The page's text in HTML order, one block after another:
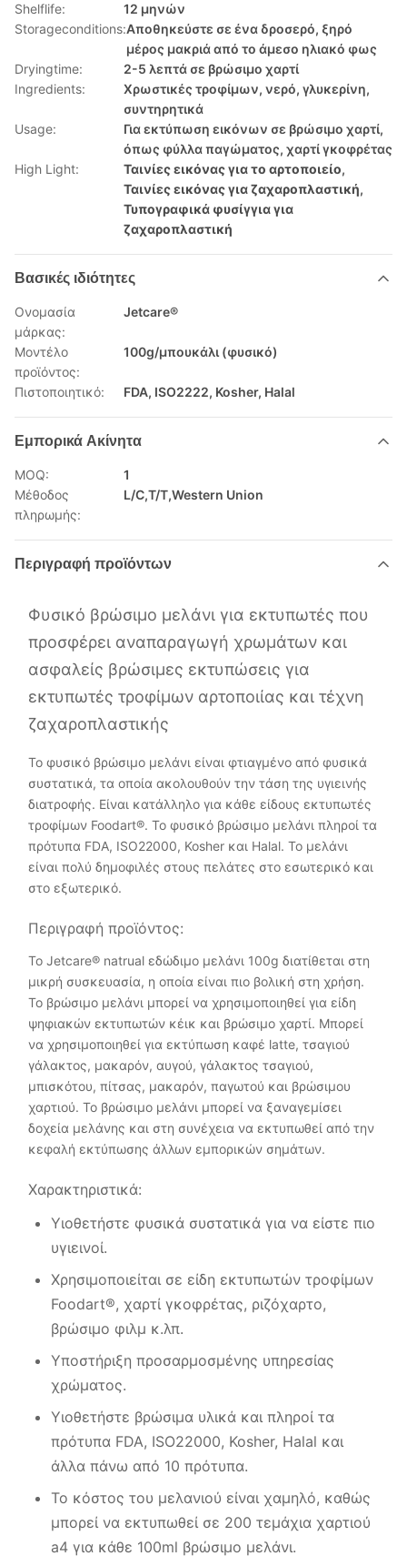
Shelflife:
12 μηνών
Storageconditions:Αποθηκεύστε σε ένα δροσερό, ξηρό
μέρος μακριά από το άμεσο ηλιακό φως
Dryingtime:
2-5 λεπτά σε βρώσιμο χαρτί
Ingredients:
Χρωστικές τροφίμων, νερό, γλυκερίνη,
συντηρητικά
Usage:
Για εκτύπωση εικόνων σε βρώσιμο χαρτί,
όπως φύλλα παγώματος, χαρτί γκοφρέτας
High Light:
Ταινίες εικόνας για το αρτοποιείο,
Ταινίες εικόνας για ζαχαροπλαστική,
Τυπογραφικά φυσίγγια για
ζαχαροπλαστική
Βασικές ιδιότητες
Ονομασία
μάρκας:
Jetcare®
Μοντέλο
προϊόντος:
100g/μπουκάλι (φυσικό)
Πιστοποιητικό: FDA, ISO2222, Kosher, Halal
Εμπορικά Ακίνητα
MOQ:
1
Μέθοδος
πληρωμής:
L/C,T/T,Western Union
Περιγραφή προϊόντων
Φυσικό βρώσιμο μελάνι για εκτυπωτές που
προσφέρει αναπαραγωγή χρωμάτων και
ασφαλείς βρώσιμες εκτυπώσεις για
εκτυπωτές τροφίμων αρτοποιίας και τέχνη
ζαχαροπλαστικής
Το φυσικό βρώσιμο μελάνι είναι φτιαγμένο από φυσικά
συστατικά, τα οποία ακολουθούν την τάση της υγιεινής
διατροφής. Είναι κατάλληλο για κάθε είδους εκτυπωτές
τροφίμων Foodart®. Το φυσικό βρώσιμο μελάνι πληροί τα
πρότυπα FDA, ISO22000, Kosher και Halal. Το μελάνι
είναι πολύ δημοφιλές στους πελάτες στο εσωτερικό και
στο εξωτερικό.
Περιγραφή προϊόντος:
Το Jetcare® natrual εδώδιμο μελάνι 100g διατίθεται στη
μικρή συσκευασία, η οποία είναι πιο βολική στη χρήση.
Το βρώσιμο μελάνι μπορεί να χρησιμοποιηθεί για είδη
ψηφιακών εκτυπωτών κέικ και βρώσιμο χαρτί. Μπορεί
να χρησιμοποιηθεί για εκτύπωση καφέ latte, τσαγιού
γάλακτος, μακαρόν, αυγού, γάλακτος τσαγιού,
μπισκότου, πίτσας, μακαρόν, παγωτού και βρώσιμου
χαρτιού. Το βρώσιμο μελάνι μπορεί να ξαναγεμίσει
δοχεία μελάνης και στη συνέχεια να εκτυπωθεί από την
κεφαλή εκτύπωσης άλλων εμπορικών σημάτων.
Χαρακτηριστικά:
Υιοθετήστε φυσικά συστατικά για να είστε πιο
υγιεινοί.
Χρησιμοποιείται σε είδη εκτυπωτών τροφίμων
Foodart®, χαρτί γκοφρέτας, ριζόχαρτο,
βρώσιμο φιλμ κ.λπ.
Υποστήριξη προσαρμοσμένης υπηρεσίας
χρώματος.
Υιοθετήστε βρώσιμα υλικά και πληροί τα
πρότυπα FDA, ISO22000, Kosher, Halal και
άλλα πάνω από 10 πρότυπα.
Το κόστος του μελανιού είναι χαμηλό, καθώς
μπορεί να εκτυπωθεί σε 200 τεμάχια χαρτιού
a4 για κάθε 100ml βρώσιμο μελάνι.